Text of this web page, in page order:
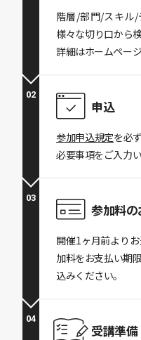
階層/部門/スキル/
様々な切り口から
詳細はホームペー
02
申込
参加申込規定を必
必要事項をご入力
03
参加料の
開催1ヶ月前より
加料をお支払い期
込みください。
04
受講準備